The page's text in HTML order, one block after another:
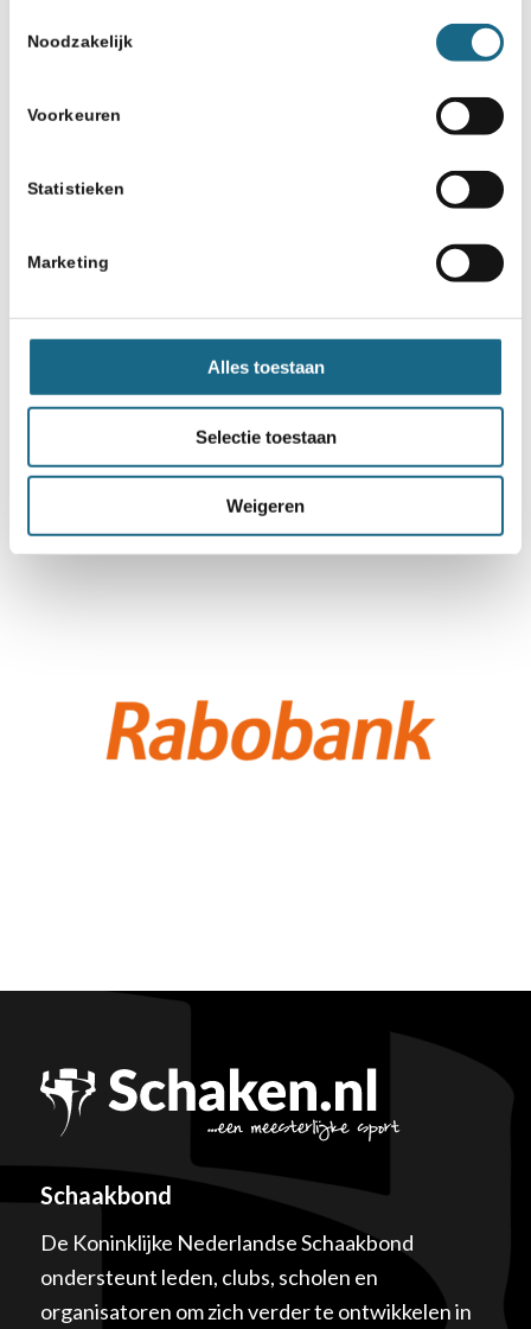
Noodzakelijk
Voorkeuren
Statistieken
Marketing
Alles toestaan
Selectie toestaan
Weigeren
Schaakbond
De Koninklijke Nederlandse Schaakbond
ondersteunt leden, clubs, scholen en
organisatoren om zich verder te ontwikkelen in